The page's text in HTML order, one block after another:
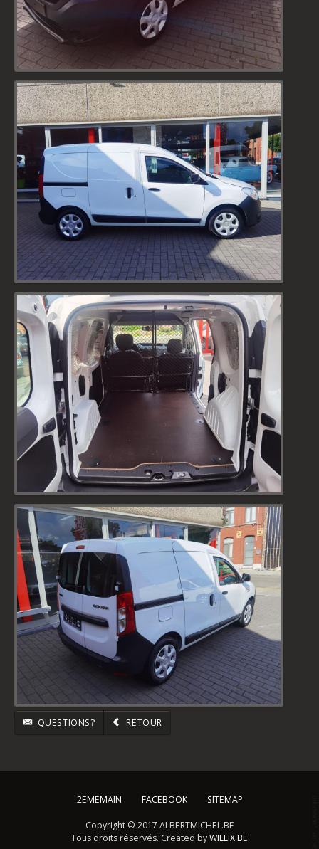
QUESTIONS? RETOUR
2EMEMAIN FACEBOOK SITEMAP
Copyright © 2017 ALBERTMICHEL.BE
Tous droits réservés. Created byWILLIX.BE